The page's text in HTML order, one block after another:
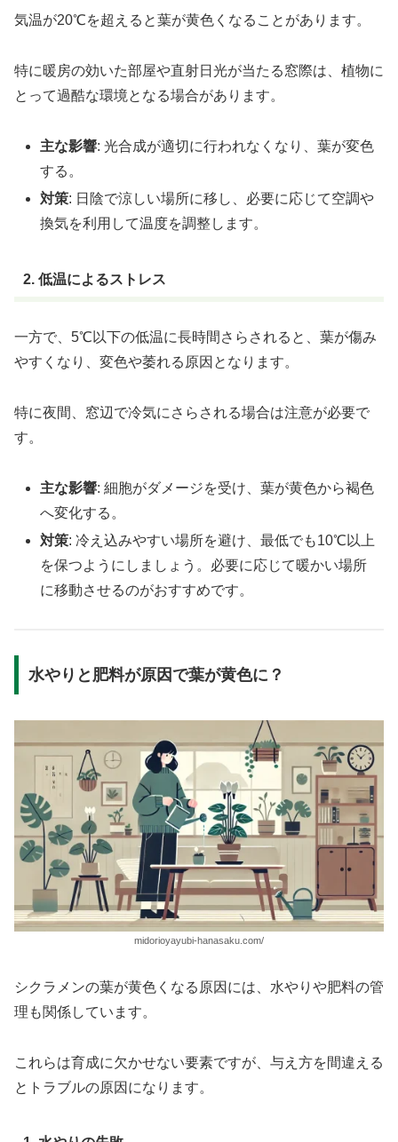
気温が20℃を超えると葉が黄色くなることがあります。
特に暖房の効いた部屋や直射日光が当たる窓際は、植物に
とって過酷な環境となる場合があります。
主な影響: 光合成が適切に行われなくなり、葉が変色
する。
対策: 日陰で涼しい場所に移し、必要に応じて空調や
換気を利用して温度を調整します。
2. 低温によるストレス
一方で、5℃以下の低温に長時間さらされると、葉が傷み
やすくなり、変色や萎れる原因となります。
特に夜間、窓辺で冷気にさらされる場合は注意が必要で
す。
主な影響: 細胞がダメージを受け、葉が黄色から褐色
へ変化する。
対策: 冷え込みやすい場所を避け、最低でも10℃以上
を保つようにしましょう。必要に応じて暖かい場所
に移動させるのがおすすめです。
水やりと肥料が原因で葉が黄色に？
midorioyayubi-hanasaku.com/
シクラメンの葉が黄色くなる原因には、水やりや肥料の管
理も関係しています。
これらは育成に欠かせない要素ですが、与え方を間違える
とトラブルの原因になります。